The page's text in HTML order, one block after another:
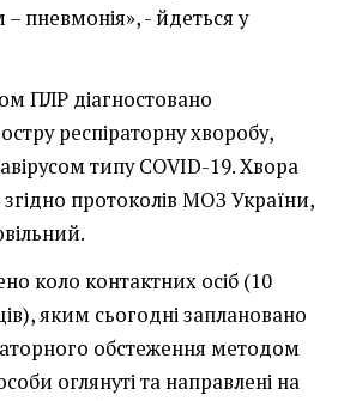
– пневмонія», - йдеться у
ПЛР діагностовано
респіраторну хворобу,
типу COVID-19. Хвора
протоколів МОЗ України,
коло контактних осіб (10
яким сьогодні заплановано
обстеження методом
оглянуті та направлені на